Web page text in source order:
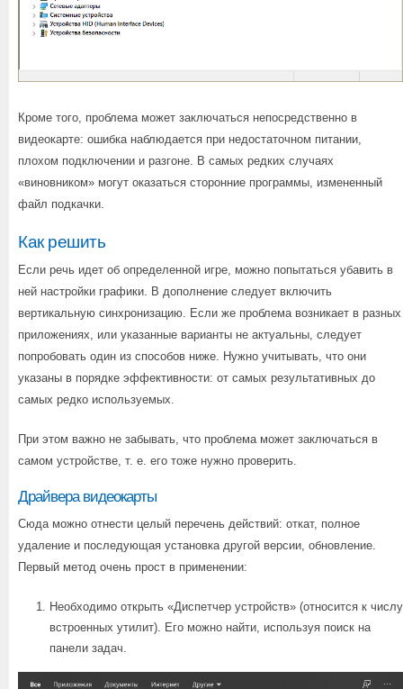
Кроме того, проблема может заключаться непосредственно в
видеокарте: ошибка наблюдается при недостаточном питании,
плохом подключении и разгоне. В самых редких случаях
«виновником» могут оказаться сторонние программы, измененный
файл подкачки.
Как решить
Если речь идет об определенной игре, можно попытаться убавить в
ней настройки графики. В дополнение следует включить
вертикальную синхронизацию. Если же проблема возникает в разных
приложениях, или указанные варианты не актуальны, следует
попробовать один из способов ниже. Нужно учитывать, что они
указаны в порядке эффективности: от самых результативных до
самых редко используемых.
При этом важно не забывать, что проблема может заключаться в
самом устройстве, т. е. его тоже нужно проверить.
Драйвера видеокарты
Сюда можно отнести целый перечень действий: откат, полное
удаление и последующая установка другой версии, обновление.
Первый метод очень прост в применении:
Необходимо открыть «Диспетчер устройств» (относится к числу
встроенных утилит). Его можно найти, используя поиск на
панели задач.